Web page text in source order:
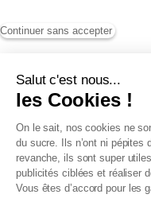
Continuer sans accepter
Salut c'est nous...
les Cookies !
On le sait, nos cookies ne
du sucre. Ils n’ont ni pépites
revanche, ils sont super
publicités ciblées et réaliser
Vous êtes d’accord pour les
Conditions
Conditions
Charte de
Conditions